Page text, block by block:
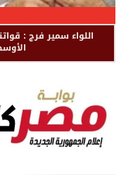
اللواء سمير فرج :